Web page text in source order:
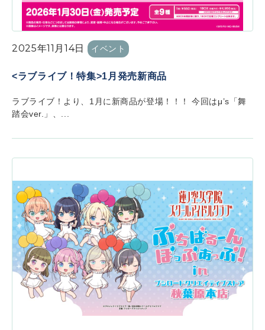
2025年11月14日 イベント
<ラブライブ！特集>1月発売新商品
ラブライブ！より、1月に新商品が登場！！！ 今回はμ’s「舞
踏会ver.」、...